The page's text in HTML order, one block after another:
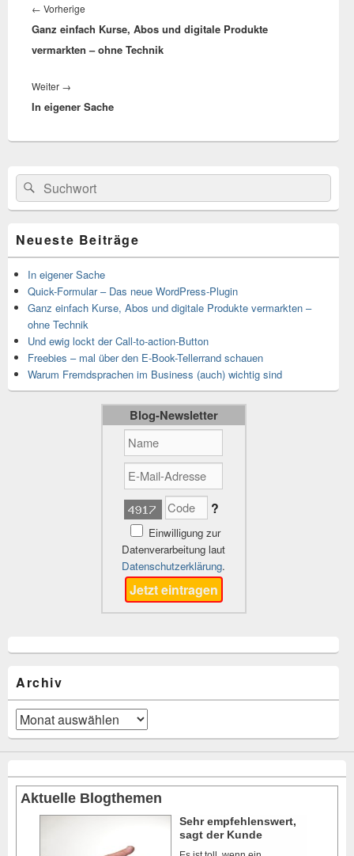
← Vorherige
Beitrag:
Ganz einfach Kurse, Abos und digitale Produkte
vermarkten – ohne Technik
Weiter →
Beitrag:
In eigener Sache
Primärer
Seitenleisten-
Widgetbereich
Suchen
nach:
Suchen
Neueste Beiträge
In eigener Sache
Quick-Formular – Das neue WordPress-Plugin
Ganz einfach Kurse, Abos und digitale Produkte vermarkten –
ohne Technik
Und ewig lockt der Call-to-action-Button
Freebies – mal über den E-Book-Tellerrand schauen
Warum Fremdsprachen im Business (auch) wichtig sind
Blog-Newsletter
?
Einwilligung zur
Datenverarbeitung laut
Datenschutzerklärung.
Archiv
Archiv
Aktuelle Blogthemen
Sehr empfehlenswert,
sagt der Kunde